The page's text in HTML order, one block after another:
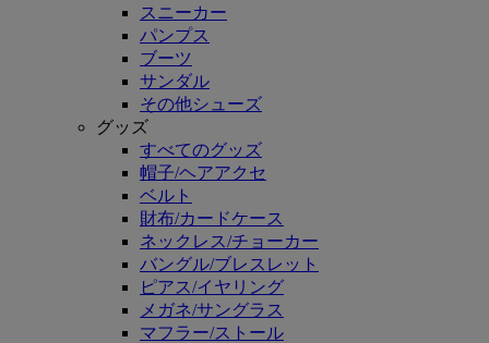
スニーカー
パンプス
ブーツ
サンダル
その他シューズ
グッズ
すべてのグッズ
帽子/ヘアアクセ
ベルト
財布/カードケース
ネックレス/チョーカー
バングル/ブレスレット
ピアス/イヤリング
メガネ/サングラス
マフラー/ストール